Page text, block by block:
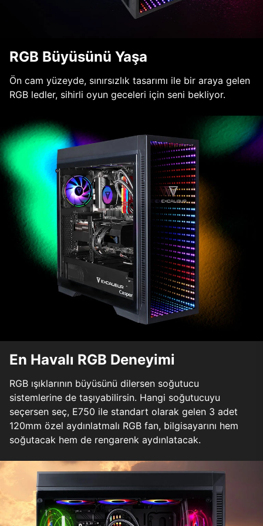
RGB Büyüsünü Yaşa
Ön cam yüzeyde, sınırsızlık tasarımı ile bir araya gelen
RGB ledler, sihirli oyun geceleri için seni bekliyor.
En Havalı RGB Deneyimi
RGB ışıklarının büyüsünü dilersen soğutucu
sistemlerine de taşıyabilirsin. Hangi soğutucuyu
seçersen seç, E750 ile standart olarak gelen 3 adet
120mm özel aydınlatmalı RGB fan, bilgisayarını hem
soğutacak hem de rengarenk aydınlatacak.